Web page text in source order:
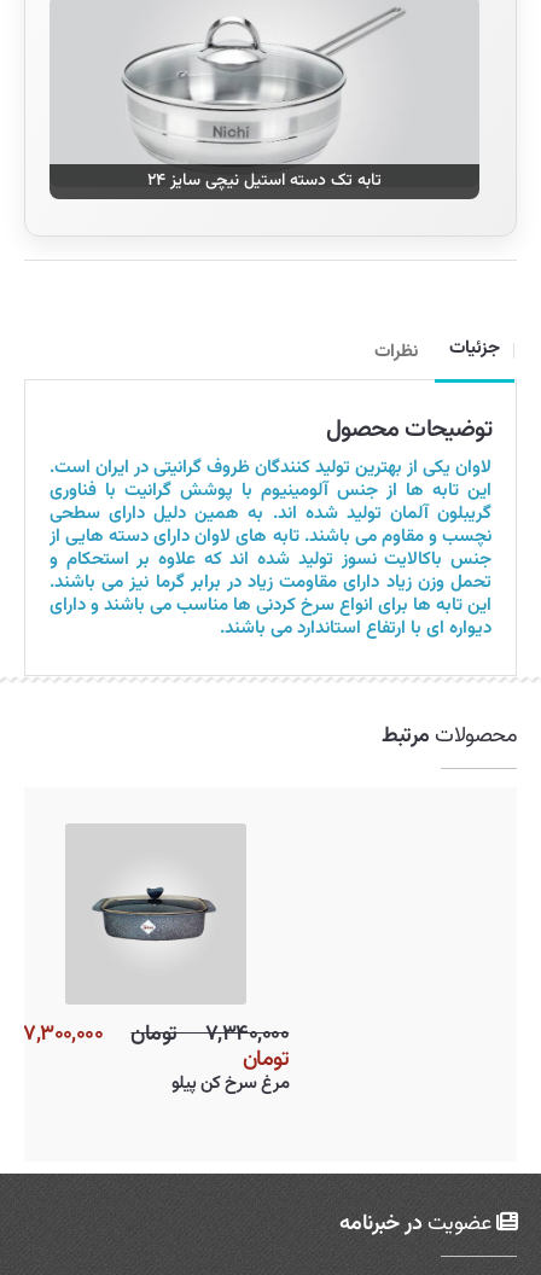
تابه تک دسته استیل نیچی سایز ۲۴
جزئیات نظرات
توضیحات محصول
لاوان یکی از بهترین تولید کنندگان ظروف گرانیتی در ایران است.
این تابه ها از جنس آلومینیوم با پوشش گرانیت با فناوری
گریبلون آلمان تولید شده اند. به همین دلیل دارای سطحی
نچسب و مقاوم می باشند. تابه های لاوان دارای دسته هایی از
جنس باکالایت نسوز تولید شده اند که علاوه بر استحکام و
تحمل وزن زیاد دارای مقاومت زیاد در برابر گرما نیز می باشند.
این تابه ها برای انواع سرخ کردنی ها مناسب می باشند و دارای
دیواره ای با ارتفاع استاندارد می باشند.
محصولات مرتبط
۷,۳۴۰,۰۰۰ تومان
تومان
مرغ سرخ کن پیلو
عضویتدر خبرنامه